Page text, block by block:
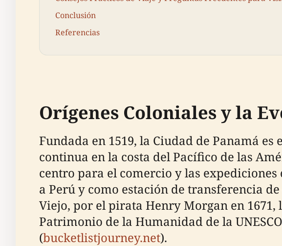
Conclusión
Referencias
Orígenes Coloniales y la
Fundada en 1519, la Ciudad de Panamá
continua en la costa del Pacífico de las
centro para el comercio y las
a Perú y como estación de transferencia
Viejo, por el pirata Henry Morgan en
Patrimonio de la Humanidad de la
(bucketlistjourney.net).